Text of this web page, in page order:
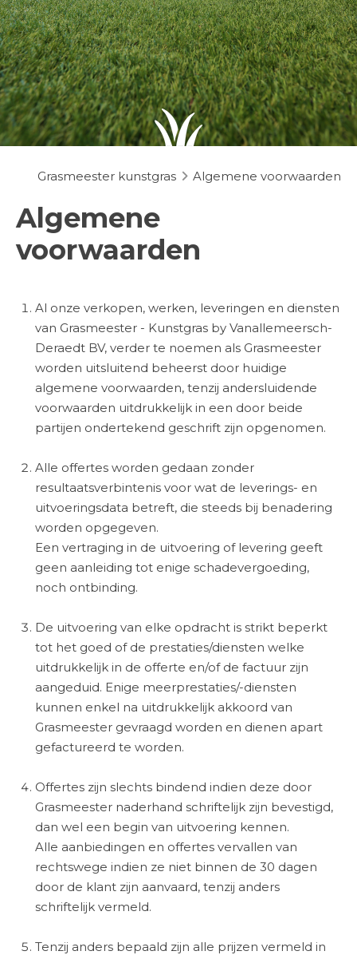
Grasmeester kunstgras Algemene voorwaarden
Algemene
voorwaarden
Al onze verkopen, werken, leveringen en diensten
van Grasmeester - Kunstgras by Vanallemeersch-
Deraedt BV, verder te noemen als Grasmeester
worden uitsluitend beheerst door huidige
algemene voorwaarden, tenzij andersluidende
voorwaarden uitdrukkelijk in een door beide
partijen ondertekend geschrift zijn opgenomen.
Alle offertes worden gedaan zonder
resultaatsverbintenis voor wat de leverings- en
uitvoeringsdata betreft, die steeds bij benadering
worden opgegeven.
Een vertraging in de uitvoering of levering geeft
geen aanleiding tot enige schadevergoeding,
noch ontbinding.
De uitvoering van elke opdracht is strikt beperkt
tot het goed of de prestaties/diensten welke
uitdrukkelijk in de offerte en/of de factuur zijn
aangeduid. Enige meerprestaties/-diensten
kunnen enkel na uitdrukkelijk akkoord van
Grasmeester gevraagd worden en dienen apart
gefactureerd te worden.
Offertes zijn slechts bindend indien deze door
Grasmeester naderhand schriftelijk zijn bevestigd,
dan wel een begin van uitvoering kennen.
Alle aanbiedingen en offertes vervallen van
rechtswege indien ze niet binnen de 30 dagen
door de klant zijn aanvaard, tenzij anders
schriftelijk vermeld.
Tenzij anders bepaald zijn alle prijzen vermeld in